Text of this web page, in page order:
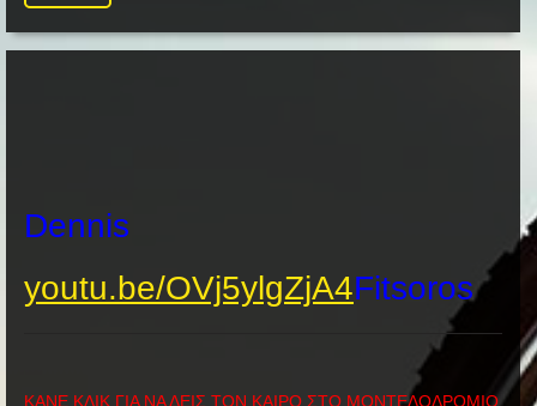
Dennis
youtu.be/OVj5ylgZjA4Fitsoros
ΚΑΝΕ ΚΛΙΚ ΓΙΑ ΝΑ ΔΕΙΣ ΤΟΝ ΚΑΙΡΟ ΣΤΟ ΜΟΝΤΕΛΟΔΡΟΜΙΟ